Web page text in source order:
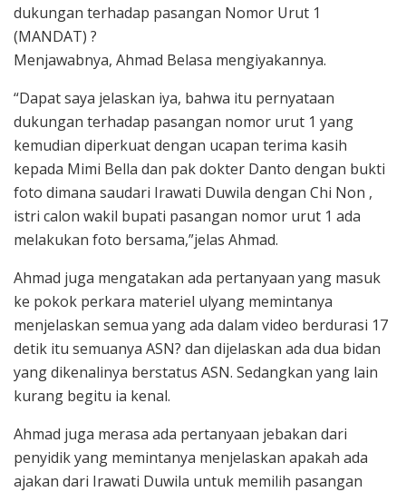
dukungan terhadap pasangan Nomor Urut 1
(MANDAT) ?
Menjawabnya, Ahmad Belasa mengiyakannya.
“Dapat saya jelaskan iya, bahwa itu pernyataan
dukungan terhadap pasangan nomor urut 1 yang
kemudian diperkuat dengan ucapan terima kasih
kepada Mimi Bella dan pak dokter Danto dengan bukti
foto dimana saudari Irawati Duwila dengan Chi Non ,
istri calon wakil bupati pasangan nomor urut 1 ada
melakukan foto bersama,”jelas Ahmad.
Ahmad juga mengatakan ada pertanyaan yang masuk
ke pokok perkara materiel ulyang memintanya
menjelaskan semua yang ada dalam video berdurasi 17
detik itu semuanya ASN? dan dijelaskan ada dua bidan
yang dikenalinya berstatus ASN. Sedangkan yang lain
kurang begitu ia kenal.
Ahmad juga merasa ada pertanyaan jebakan dari
penyidik yang memintanya menjelaskan apakah ada
ajakan dari Irawati Duwila untuk memilih pasangan